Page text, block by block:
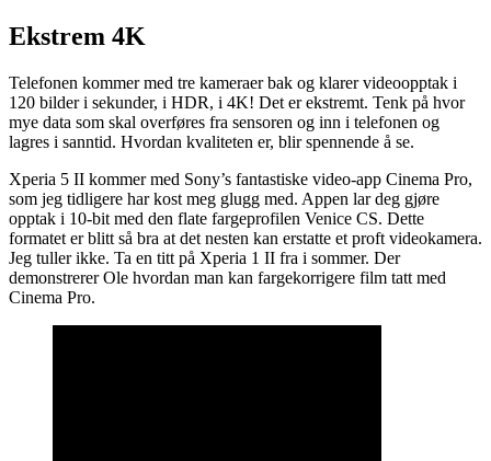
Ekstrem 4K
Telefonen kommer med tre kameraer bak og klarer videoopptak i
120 bilder i sekunder, i HDR, i 4K! Det er ekstremt. Tenk på hvor
mye data som skal overføres fra sensoren og inn i telefonen og
lagres i sanntid. Hvordan kvaliteten er, blir spennende å se.
Xperia 5 II kommer med Sony’s fantastiske video-app Cinema Pro,
som jeg tidligere har kost meg glugg med. Appen lar deg gjøre
opptak i 10-bit med den flate fargeprofilen Venice CS. Dette
formatet er blitt så bra at det nesten kan erstatte et proft videokamera.
Jeg tuller ikke. Ta en titt på Xperia 1 II fra i sommer. Der
demonstrerer Ole hvordan man kan fargekorrigere film tatt med
Cinema Pro.